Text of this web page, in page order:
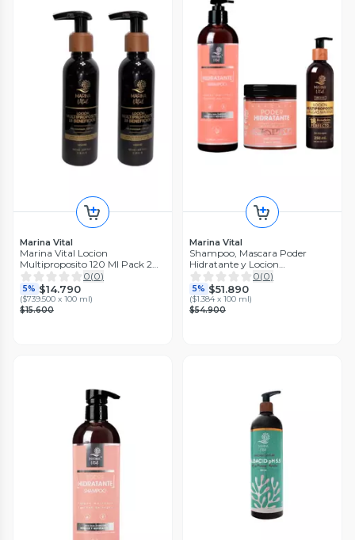
Marina Vital
Marina Vital Locion
Multiproposito 120 Ml Pack 2
Unidades
0(0)
5% $14.790
($739.500 x 100 ml)
$15.600
Marina Vital
Shampoo, Mascara Poder
Hidratante y Locion
Multiproposito0(0)
5% $51.890
($1.384 x 100 ml)
$54.900